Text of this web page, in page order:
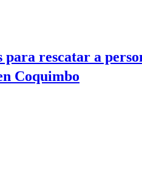
rescatar a
Coquimbo